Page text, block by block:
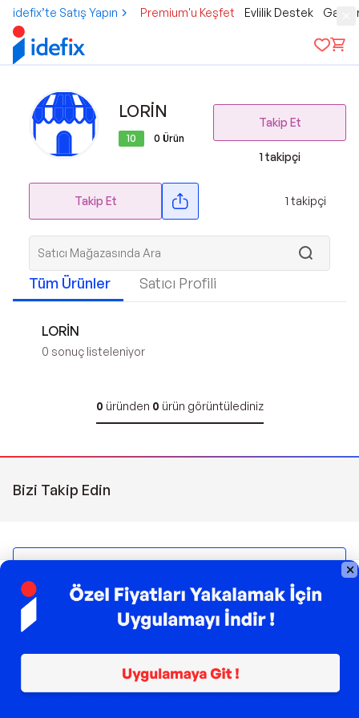
idefix’te Satış Yapın Premium'u Keşfet Evlilik Destek
LORİN
10 0 Ürün
Takip Et
1takipçi
Takip Et 1 takipçi
Tüm Ürünler Satıcı Profili
LORİN
0 sonuç listeleniyor
0 üründen 0 ürün görüntülediniz
Bizi Takip Edin
(0850) 266 0606